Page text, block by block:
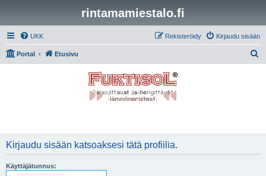
rintamamiestalo.fi
UKK Kirjaudu sisään
Rekisteröidy
Portal Etusivu
Kirjaudu sisään katsoaksesi tätä profiilia.
Käyttäjätunnus: